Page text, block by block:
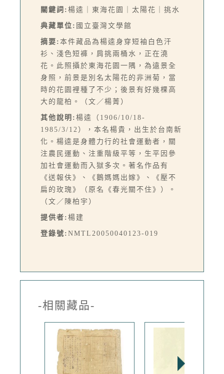
關鍵詞: 楊逵｜東海花園｜太陽花｜挑水
典藏單位: 國立臺灣文學館
摘要: 本件藏品為楊逵身穿短袖白色汗
衫、淺色短褲，肩挑兩桶水，正在澆
花。此照攝於東海花園一隅，為遠景全
身照，前景是別名太陽花的非洲菊，當
時的花園裡種了不少；後景有好幾棵高
大的龍柏。（文／楊菁）
其他說明: 楊逵（1906/10/18-
1985/3/12），本名楊貴，出生於台南新
化。楊逵是身體力行的社會運動者，關
注農民運動、注重階級平等，生平因參
加社會運動而入獄多次。著名作品有
《送報伕》、《鵝媽媽出嫁》、《壓不
扁的玫瑰》（原名《春光關不住》）。
（文／陳柏宇）
提供者: 楊建
登錄號: NMTL20050040123-019
-相關藏品-